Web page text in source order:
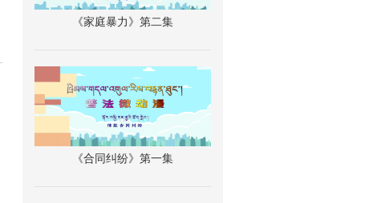
《家庭暴力》第二集
《合同纠纷》第一集